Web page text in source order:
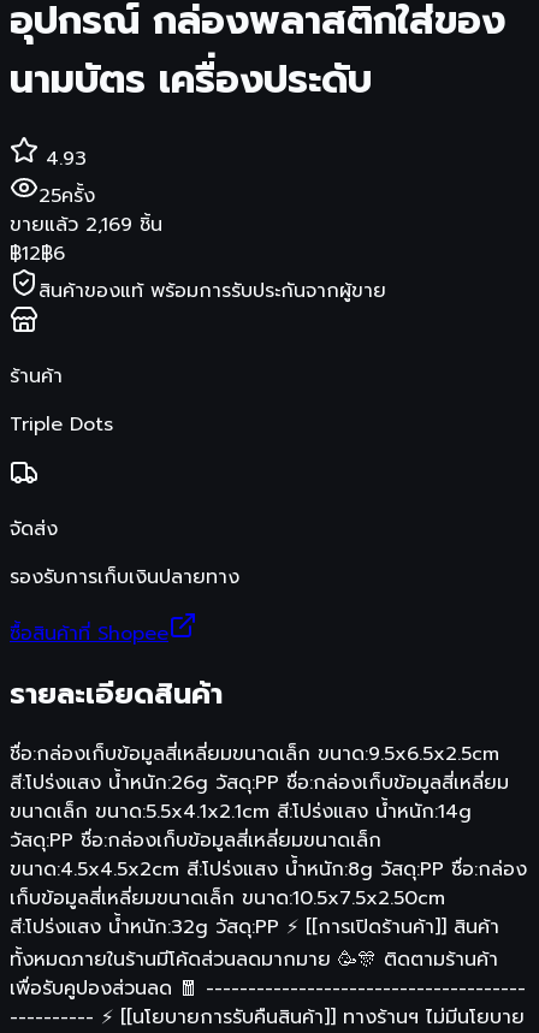
อุปกรณ์ กล่องพลาสติกใส่ของ
นามบัตร เครื่องประดับ
4.93
25ครั้ง
ขายแล้ว 2,169 ชิ้น
฿12฿6
สินค้าของแท้ พร้อมการรับประกันจากผู้ขาย
ร้านค้า
Triple Dots
จัดส่ง
รองรับการเก็บเงินปลายทาง
ซื้อสินค้าที่ Shopee
รายละเอียดสินค้า
ชื่อ:กล่องเก็บข้อมูลสี่เหลี่ยมขนาดเล็ก ขนาด:9.5x6.5x2.5cm
สี:โปร่งแสง น้ำหนัก:26g วัสดุ:PP ชื่อ:กล่องเก็บข้อมูลสี่เหลี่ยม
ขนาดเล็ก ขนาด:5.5x4.1x2.1cm สี:โปร่งแสง น้ำหนัก:14g
วัสดุ:PP ชื่อ:กล่องเก็บข้อมูลสี่เหลี่ยมขนาดเล็ก
ขนาด:4.5x4.5x2cm สี:โปร่งแสง น้ำหนัก:8g วัสดุ:PP ชื่อ:กล่อง
เก็บข้อมูลสี่เหลี่ยมขนาดเล็ก ขนาด:10.5x7.5x2.50cm
สี:โปร่งแสง น้ำหนัก:32g วัสดุ:PP ⚡️ [[การเปิดร้านค้า]] สินค้า
ทั้งหมดภายในร้านมีโค้ดส่วนลดมากมาย 🥳🎊 ติดตามร้านค้า
เพื่อรับคูปองส่วนลด 🧧 --------------------------------------
---------- ⚡️ [[นโยบายการรับคืนสินค้า]] ทางร้านฯ ไม่มีนโยบาย